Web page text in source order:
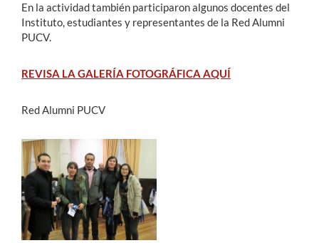
En la actividad también participaron algunos docentes del
Instituto, estudiantes y representantes de la Red Alumni
PUCV.
REVISA LA GALERÍA FOTOGRÁFICA AQUÍ
Red Alumni PUCV